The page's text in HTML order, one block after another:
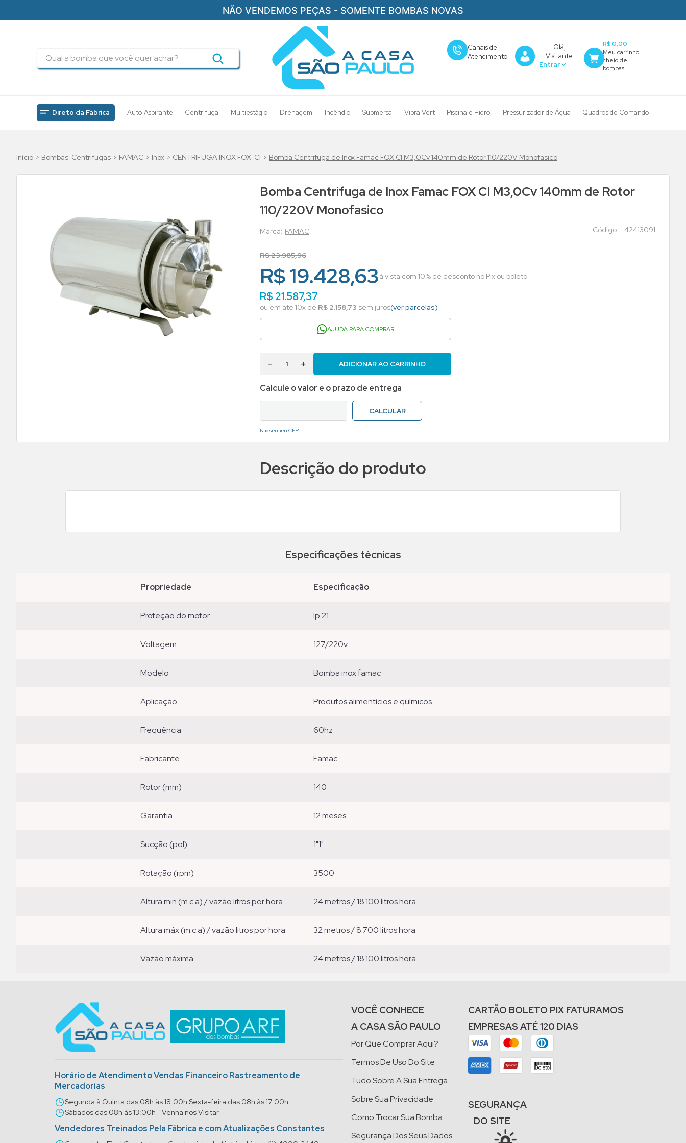
NÃO VENDEMOS PEÇAS - SOMENTE BOMBAS NOVAS
Canais de
Atendimento
Olá,
Visitante
R$ 0,00
Direto da Fábrica Auto Aspirante Centrífuga Multiestágio Drenagem Incêndio Submersa Vibra Vert Piscina e Hidro Pressurizador de Água Quadros de Comando
Bombas-Centrifugas FAMAC Inox CENTRIFUGA INOX FOX-CI Bomba Centrifuga de Inox Famac FOX CI M3,0Cv 140mm de Rotor 110/220V Monofasico
Bomba Centrifuga de Inox Famac FOX CI M3,0Cv 140mm de Rotor
110/220V Monofasico
FAMAC : 42413091
R$23.985,96
R$ 19.428,63à vista com 10% de desconto no Pix ou boleto
R$21.587,37
ou em até 10x de R$ 2.158,73 sem juros(ver parcelas)
AJUDA PARA COMPRAR
＋
－ ADICIONAR AO CARRINHO
Não sei meu CEP
Descrição do produto
Especificações técnicas
propriedade especificação
proteção do motor ip 21
voltagem 127/220v
modelo bomba inox famac
aplicação produtos alimentícios e químicos.
frequência 60hz
fabricante famac
rotor (mm) 140
garantia 12 meses
sucção (pol) 1"1"
rotação (rpm) 3500
altura min (m.c.a) / vazão litros por hora 24 metros / 18.100 litros hora
altura máx (m.c.a) / vazão litros por hora 32 metros / 8.700 litros hora
vazão máxima 24 metros / 18.100 litros hora
Horário de Atendimento Vendas Financeiro Rastreamento de
Mercadorias
Segunda à Quinta das 08h às 18:00h Sexta-feira das 08h às 17:00h
Sábados das 08h às 13:00h - Venha nos Visitar
Vendedores Treinados Pela Fábrica e com Atualizações Constantes
VOCÊ CONHECE
A CASA SÃO PAULO
Por Que Comprar Aqui?
Termos De Uso Do Site
Tudo Sobre A Sua Entrega
Sobre Sua Privacidade
Como Trocar Sua Bomba
Segurança Dos Seus Dados
CARTÃO BOLETO PIX FATURAMOS
EMPRESAS ATÉ 120 DIAS
SEGURANÇA
DO SITE
drenagem
bomba multiestagio